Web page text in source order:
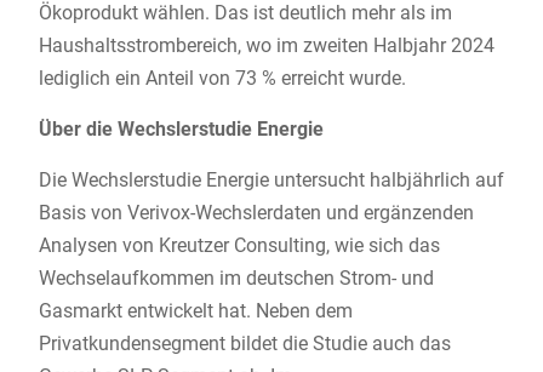
Ökoprodukt wählen. Das ist deutlich mehr als im
Haushaltsstrombereich, wo im zweiten Halbjahr 2024
lediglich ein Anteil von 73 % erreicht wurde.
Über die Wechslerstudie Energie
Die Wechslerstudie Energie untersucht halbjährlich auf
Basis von Verivox-Wechslerdaten und ergänzenden
Analysen von Kreutzer Consulting, wie sich das
Wechselaufkommen im deutschen Strom- und
Gasmarkt entwickelt hat. Neben dem
Privatkundensegment bildet die Studie auch das